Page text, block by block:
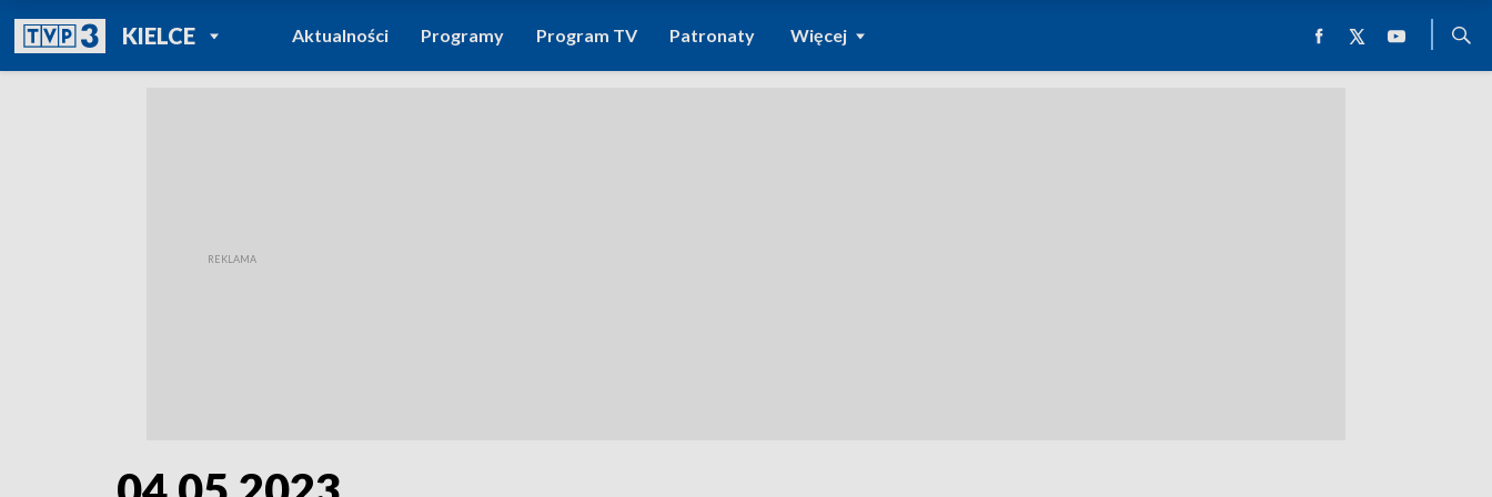
KIELCEPOWRÓT DO
TVP REGIONY
Aktualności Programy Program TV Patronaty Więcej